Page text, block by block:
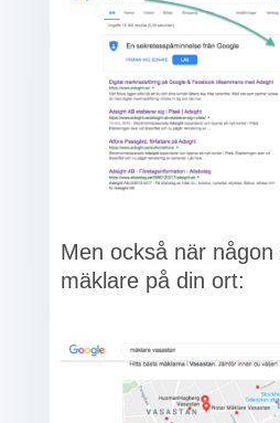
Men också när
mäklare på din ort: